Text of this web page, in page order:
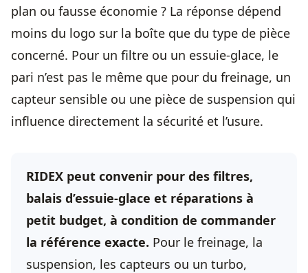
plan ou fausse économie ? La réponse dépend
moins du logo sur la boîte que du type de pièce
concerné. Pour un filtre ou un essuie-glace, le
pari n’est pas le même que pour du freinage, un
capteur sensible ou une pièce de suspension qui
influence directement la sécurité et l’usure.
RIDEX peut convenir pour des filtres,
balais d’essuie-glace et réparations à
petit budget, à condition de commander
la référence exacte. Pour le freinage, la
suspension, les capteurs ou un turbo,